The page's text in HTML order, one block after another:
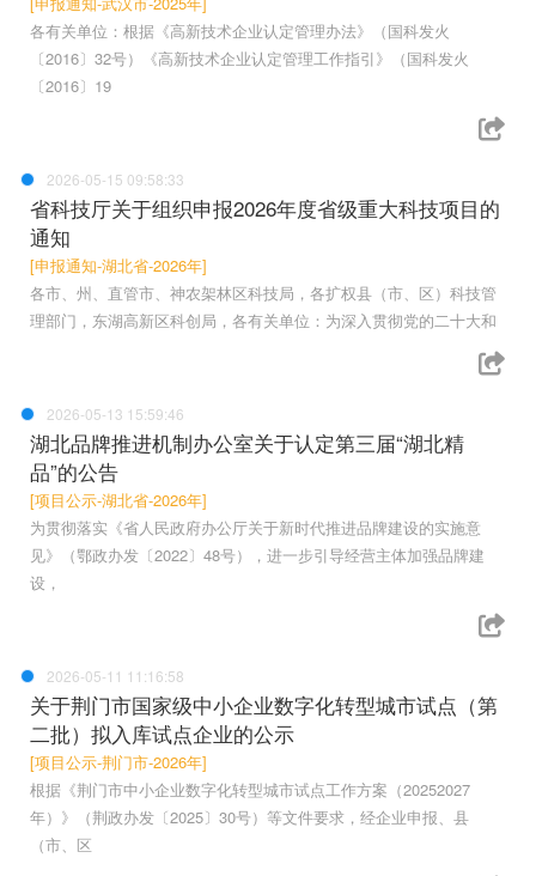
各有关单位：根据《高新技术企业认定管理办法》（国科发火
〔2016〕32号）《高新技术企业认定管理工作指引》（国科发火
〔2016〕19
2026-05-15 09:58:33
省科技厅关于组织申报2026年度省级重大科技项目的
通知
[申报通知-湖北省-2026年]
各市、州、直管市、神农架林区科技局，各扩权县（市、区）科技管
理部门，东湖高新区科创局，各有关单位：为深入贯彻党的二十大和
2026-05-13 15:59:46
湖北品牌推进机制办公室关于认定第三届“湖北精
品”的公告
[项目公示-湖北省-2026年]
为贯彻落实《省人民政府办公厅关于新时代推进品牌建设的实施意
见》（鄂政办发〔2022〕48号），进一步引导经营主体加强品牌建
设，
2026-05-11 11:16:58
关于荆门市国家级中小企业数字化转型城市试点（第
二批）拟入库试点企业的公示
[项目公示-荆门市-2026年]
根据《荆门市中小企业数字化转型城市试点工作方案（20252027
年）》（荆政办发〔2025〕30号）等文件要求，经企业申报、县
（市、区